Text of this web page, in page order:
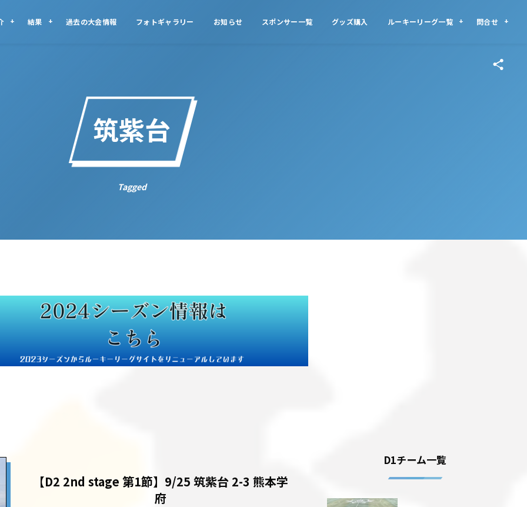
結果 過去の大会情報 フォトギャラリー お知らせ スポンサー一覧 グッズ購入 ルーキーリーグ一覧 問合せ
筑紫台
Tagged
【D2 2nd stage 第1節】9/25 筑紫台 2-3 熊本学
府
D1チーム一覧